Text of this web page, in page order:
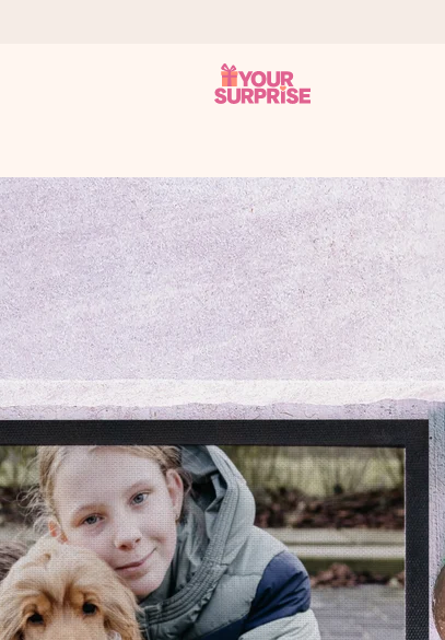
give den på det helt rette tidspunkt, når den betyder
dig eller en besked, der går lige i hendes hjerte. Intet